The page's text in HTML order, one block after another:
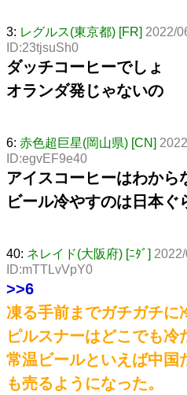
3: レグルス(東京都) [FR] 2022/
ID:23tjsuSh0
ダッチコーヒーでしょ
オランダ発じゃないの
6: 赤色超巨星(岡山県) [CN]
ID:egvEF9e40
アイスコーヒーはわから
ビール冷やすのは日本ぐ
40: ネレイド(大阪府) [ﾆﾀﾞ]
ID:mTTLvVpY0
>>6
凍る手前までガチガチに
ピルスナーはどこでも冷
常温ビールといえば中国
も売るようになった。